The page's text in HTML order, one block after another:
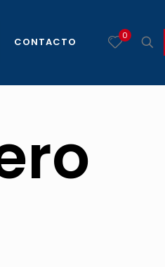
CONTACTO 0